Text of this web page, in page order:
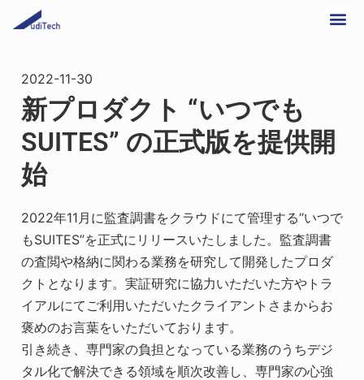
2022-11-30
新プロダクト “いつでも
SUITES” の正式版を提供開
始
2022年11月に監査調書をクラウドにて管理する“いつで
もSUITES”を正式にリリースいたしました。監査調書
の査閲や格納に関わる業務を研究して開発したプロダ
クトとなります。実証研究に協力いただいた方やトラ
イアルにてご利用いただいたクライアントさまからお
褒めのお言葉をいただいております。
引き続き、専門家の負担となっている業務のうちデジ
タル化で解決できる領域を順次改善し、専門家の心強